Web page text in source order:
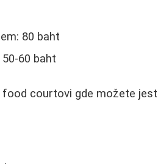
80 baht
60 baht
courtovi gde možete